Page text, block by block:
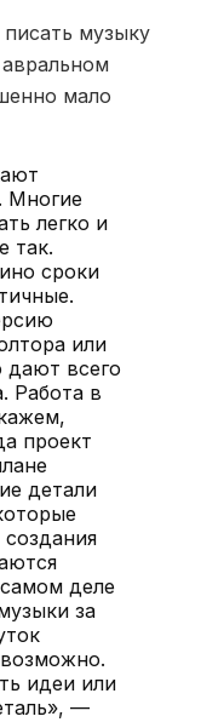
музыку
мало
Многие
легко и
так.
сроки
или
дают всего
Работа в
проект
детали
деле
за
идеи или
—